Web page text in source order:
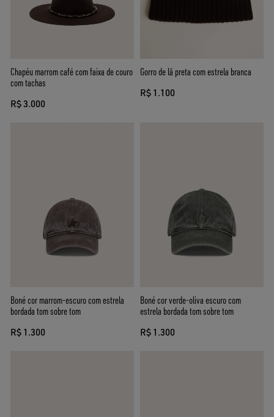
Chapéu marrom café com faixa de couro
com tachas
R$ 3.000
Gorro de lã preta com estrela branca
R$ 1.100
Boné cor marrom-escuro com estrela
bordada tom sobre tom
R$ 1.300
Boné cor verde-oliva escuro com
estrela bordada tom sobre tom
R$ 1.300